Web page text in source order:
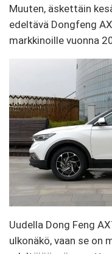
Muuten, äskettäin
edeltävä Dongfeng
markkinoille vuonna
Uudella Dong Feng
ulkonäkö, vaan se on